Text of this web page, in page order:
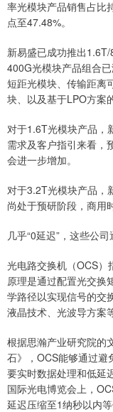
率光模块产品销售占比
点至47.48%。
新易盛已成功推出
400G光模块产品组合
短距光模块、传输距离
块、以及基于LPO方案
对于1.6T光模块产品，
需求及客户指引来看，
会进一步增加。
对于3.2T光模块产品，
尚处于预研阶段，商用
几乎“0延迟”，这些公
光电路交换机（OCS）
原理是通过配置光交换
学路径以实现信号的交
液晶技术、光波导方案等
根据思瀚产业研究院的
石》，OCS能够通过避
要实时数据处理和低延
国际光电博览会上，
延迟压缩至1纳秒以内